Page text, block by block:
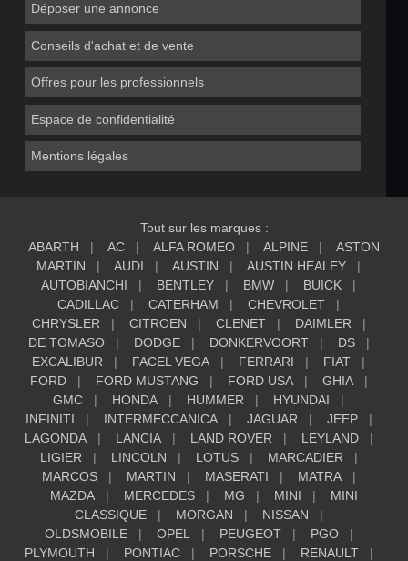
Déposer une annonce
Conseils d'achat et de vente
Offres pour les professionnels
Espace de confidentialité
Mentions légales
Tout sur les marques :
ABARTH
AC ALFA ROMEO ALPINE
ASTON
MARTIN
AUDI AUSTIN
AUSTIN HEALEY
AUTOBIANCHI
BENTLEY BMW
BUICK
CADILLAC
CATERHAM
CHEVROLET
CHRYSLER
CITROEN CLENET
DAIMLER
DE TOMASO
DODGE DONKERVOORT
DS
EXCALIBUR
FACEL VEGA FERRARI
FIAT
FORD
FORD MUSTANG FORD USA
GHIA
GMC
HONDA HUMMER
HYUNDAI
INFINITI
INTERMECCANICA JAGUAR
JEEP
LAGONDA
LANCIA LAND ROVER
LEYLAND
LIGIER
LINCOLN LOTUS
MARCADIER
MARCOS
MARTIN MASERATI
MATRA
MAZDA
MERCEDES MG MINI
MINI
CLASSIQUE
MORGAN
NISSAN
OLDSMOBILE
OPEL PEUGEOT
PGO
PLYMOUTH
PONTIAC PORSCHE RENAULT